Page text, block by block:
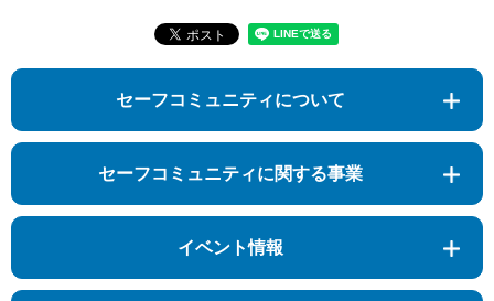
セーフコミュニティについて
セーフコミュニティに関する事業
イベント情報